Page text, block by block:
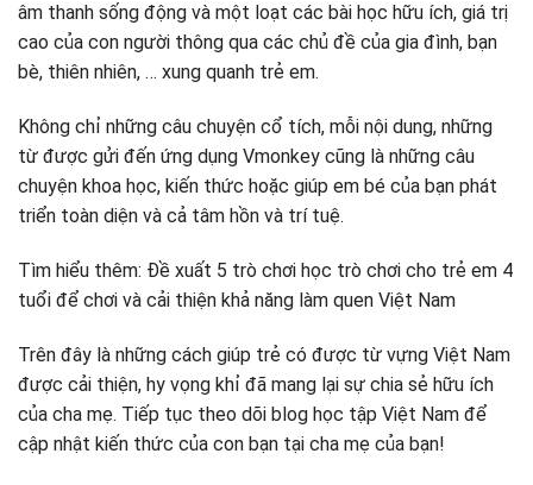
âm thanh sống động và một loạt các bài học hữu ích, giá trị
cao của con người thông qua các chủ đề của gia đình, bạn
bè, thiên nhiên, … xung quanh trẻ em.
Không chỉ những câu chuyện cổ tích, mỗi nội dung, những
từ được gửi đến ứng dụng Vmonkey cũng là những câu
chuyện khoa học, kiến ​​thức hoặc giúp em bé của bạn phát
triển toàn diện và cả tâm hồn và trí tuệ.
Tìm hiểu thêm: Đề xuất 5 trò chơi học trò chơi cho trẻ em 4
tuổi để chơi và cải thiện khả năng làm quen Việt Nam
Trên đây là những cách giúp trẻ có được từ vựng Việt Nam
được cải thiện, hy vọng khỉ đã mang lại sự chia sẻ hữu ích
của cha mẹ. Tiếp tục theo dõi blog học tập Việt Nam để
cập nhật kiến ​​thức của con bạn tại cha mẹ của bạn!